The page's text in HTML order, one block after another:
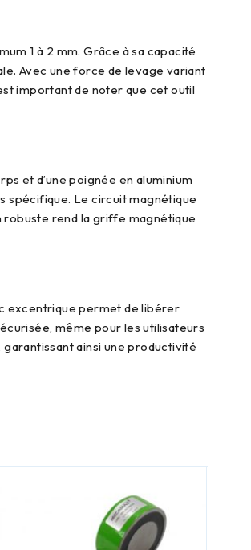
Avec une force de levage variant
important de noter que cet outil
spécifique. Le circuit magnétique
rend la griffe magnétique
même pour les utilisateurs
ainsi une productivité